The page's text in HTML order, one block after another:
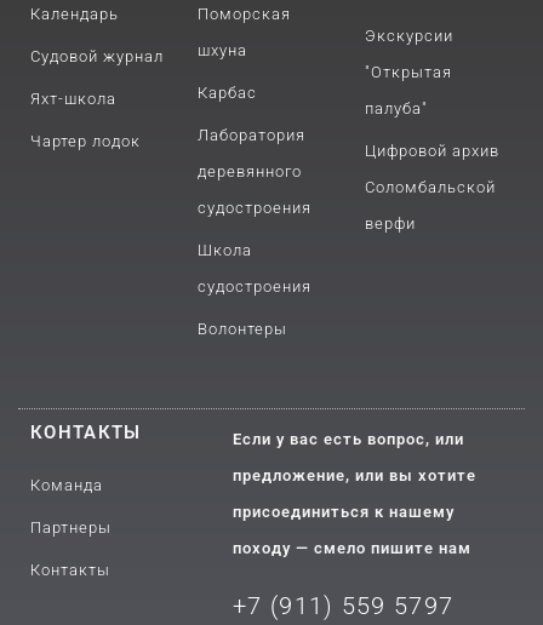
Календарь
Судовой журнал
Яхт-школа
Чартер лодок
Поморская
шхуна
Карбас
Лаборатория
деревянного
судостроения
Школа
судостроения
Волонтеры
Экскурсии
"Открытая
палуба"
Цифровой архив
Соломбальской
верфи
КОНТАКТЫ
Команда
Партнеры
Контакты
Если у вас есть вопрос, или
предложение, или вы хотите
присоединиться к нашему
походу — смело пишите нам
+7 (911) 559 5797